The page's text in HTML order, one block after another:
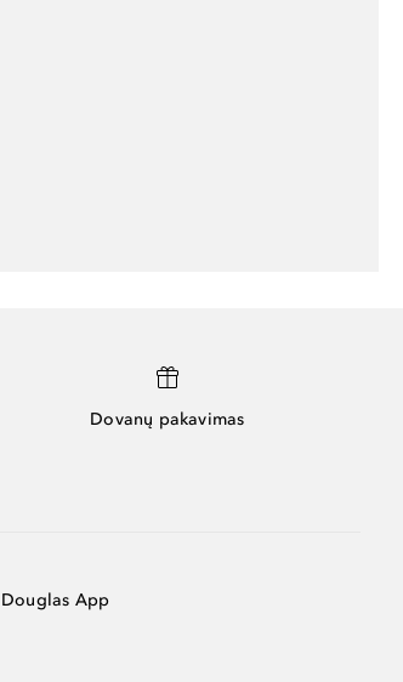
Dovanų pakavimas
Douglas App